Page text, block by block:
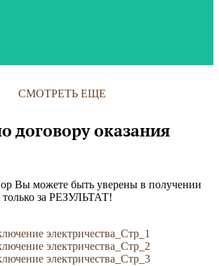
СМОТРЕТЬ ЕЩЕ
договору оказания
Вы можете быть уверены в получении
только за РЕЗУЛЬТАТ!